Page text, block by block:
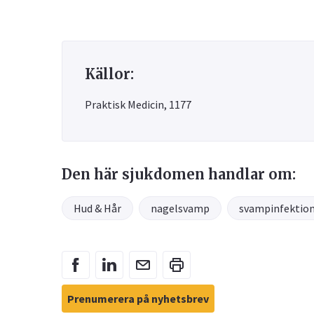
Källor:
Praktisk Medicin, 1177
Den här sjukdomen handlar om:
Hud & Hår nagelsvamp
Prenumerera på nyhetsbrev